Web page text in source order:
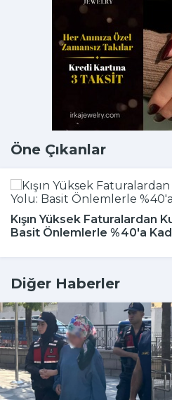
Öne Çıkanlar
Kışın Yüksek Faturalardan
Basit Önlemlerle %40'a
Diğer Haberler